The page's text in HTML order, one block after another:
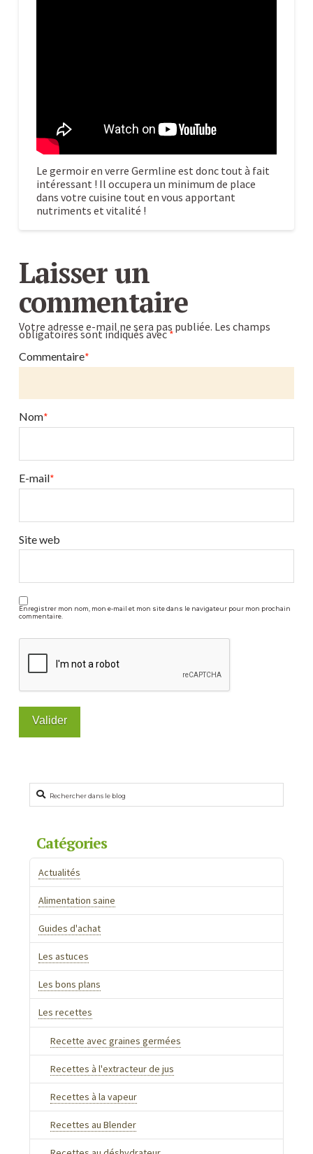
Le germoir en verre Germline est donc tout à fait
intéressant ! Il occupera un minimum de place
dans votre cuisine tout en vous apportant
nutriments et vitalité !
Le
germoir
en
verre
Germline
:
son
en
vidéo09.06.2017
Laisser un
commentaire
Votre adresse e-mail ne sera pas publiée. Les champs
obligatoires sont indiqués avec*
Commentaire*
Nom*
E-mail*
Site web
Enregistrer mon nom, mon e-mail et mon site dans le navigateur pour mon prochain
commentaire.
Rechercher
Catégories
Actualités
Alimentation saine
Guides d'achat
Les astuces
Les bons plans
Les recettes
Recette avec graines germées
Recettes à l'extracteur de jus
Recettes à la vapeur
Recettes au Blender